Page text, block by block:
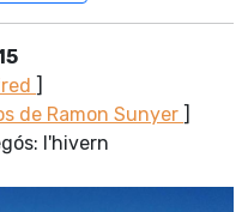
]
de Ramon Sunyer ]
l'hivern